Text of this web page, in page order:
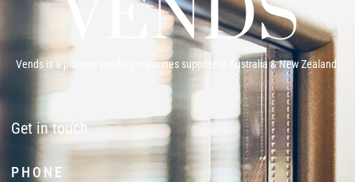
Vends is a pioneer vending machines supplier in Australia & New Zealand.
Get in touch
PHONE